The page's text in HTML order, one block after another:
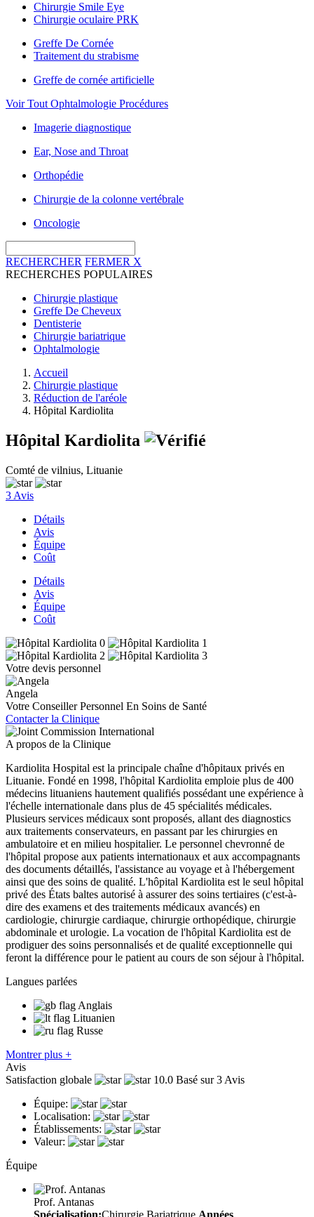
Chirurgie Smile Eye
Chirurgie oculaire PRK
Greffe De Cornée
Traitement du strabisme
Greffe de cornée artificielle
Voir Tout Ophtalmologie Procédures
Imagerie diagnostique
Ear, Nose and Throat
Orthopédie
Chirurgie de la colonne vertébrale
Oncologie
RECHERCHER FERMER X
RECHERCHES POPULAIRES
Chirurgie plastique
Greffe De Cheveux
Dentisterie
Chirurgie bariatrique
Ophtalmologie
Accueil
Chirurgie plastique
Réduction de l'aréole
Hôpital Kardiolita
Hôpital Kardiolita
Comté de vilnius, Lituanie
3 Avis
Détails
Avis
Équipe
Coût
Détails
Avis
Équipe
Coût
Votre devis personnel
Angela
Votre Conseiller Personnel En Soins de Santé
Contacter la Clinique
A propos de la Clinique
Kardiolita Hospital est la principale chaîne d'hôpitaux privés en
Lituanie. Fondé en 1998, l'hôpital Kardiolita emploie plus de 400
médecins lituaniens hautement qualifiés possédant une expérience à
l'échelle internationale dans plus de 45 spécialités médicales.
Plusieurs services médicaux sont proposés, allant des diagnostics
aux traitements conservateurs, en passant par les chirurgies en
ambulatoire et en milieu hospitalier. Le personnel chevronné de
l'hôpital propose aux patients internationaux et aux accompagnants
des documents détaillés, l'assistance au voyage et à l'hébergement
ainsi que des soins de qualité. L'hôpital Kardiolita est le seul hôpital
privé des États baltes autorisé à assurer des soins tertiaires (c'est-à-
dire des examens et des traitements médicaux avancés) en
cardiologie, chirurgie cardiaque, chirurgie orthopédique, chirurgie
abdominale et urologie. La vocation de l'hôpital Kardiolita est de
prodiguer des soins personnalisés et de qualité exceptionnelle qui
feront la différence pour le patient au cours de son séjour à l'hôpital.
Langues parlées
Anglais
Lituanien
Russe
Montrer plus +
Avis
Satisfaction globale
10.0 Basé sur 3 Avis
Équipe:
Localisation:
Établissements:
Valeur:
Équipe
Prof. Antanas
Spécialisation:Chirurgie Bariatrique Années